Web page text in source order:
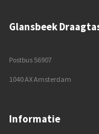
Glansbeek
Postbus 56907
1040 AX Amsterdam
Informatie